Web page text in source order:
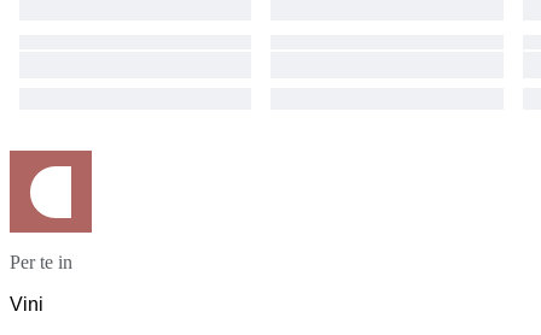
Per te in
Vini